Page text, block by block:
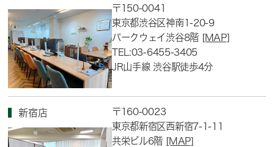
〒150-0041
東京都渋谷区神南1-20-9
パークウェイ渋谷8階 [MAP]
TEL:03-6455-3405
JR山手線 渋谷駅徒歩4分
新宿店
〒160-0023
東京都新宿区西新宿7-1-11
共栄ビル6階 [MAP]